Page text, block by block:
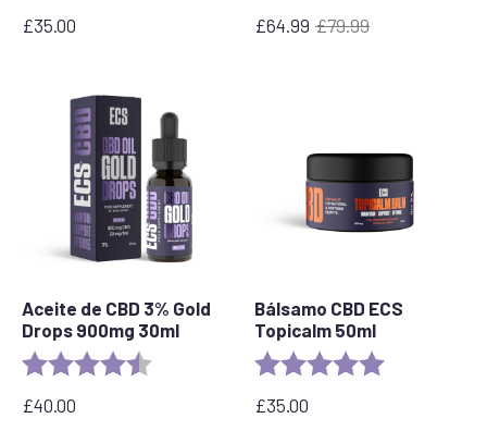
£35.00 £79.99
El
£64.99
El
Aceite de CBD 3% Gold
Drops 900mg 30ml
Rating: 4.9 out of 5 stars
£40.00
Bálsamo CBD ECS
Topicalm 50ml
Rating:
£35.00